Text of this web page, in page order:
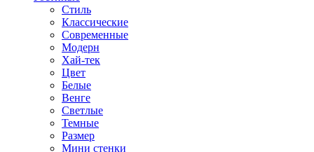
Стиль
Классические
Современные
Модерн
Хай-тек
Цвет
Белые
Венге
Светлые
Темные
Размер
Мини стенки